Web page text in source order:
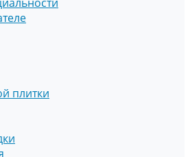
плитки